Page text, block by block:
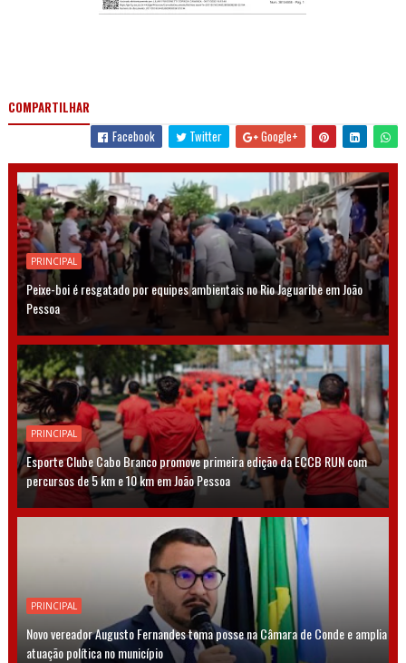
COMPARTILHAR
Facebook
Twitter Google+
PRINCIPAL
Peixe-boi é resgatado por equipes ambientais no Rio Jaguaribe em João
Pessoa
PRINCIPAL
Esporte Clube Cabo Branco promove primeira edição da ECCB RUN com
percursos de 5 km e 10 km em João Pessoa
PRINCIPAL
Novo vereador Augusto Fernandes toma posse na Câmara de Conde e amplia
atuação política no município